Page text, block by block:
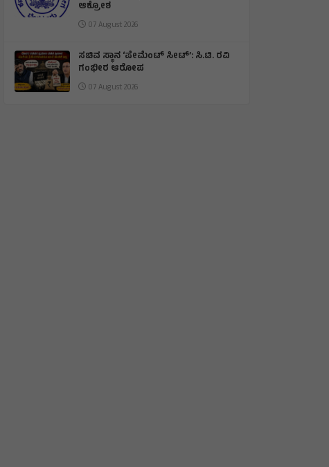
ಆಕ್ರೋಶ
07 August 2026
ಸಚಿವ ಸ್ಥಾನ ‘ಪೇಮೆಂಟ್ ಸೀಟ್’: ಸಿ.ಟಿ. ರವಿ
ಗಂಭೀರ ಆರೋಪ
07 August 2026